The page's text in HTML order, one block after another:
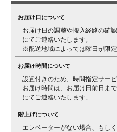
梱包サイズ 幅954×奥行489×高さ
梱包重量 50kg
お届け日について
お届け日の調整や搬入経路の確
にてご連絡いたします。
※配送地域によっては曜日が限定
お届け時間について
設置付きのため、時間指定サー
お届け時間は、お届け日前日ま
にてご連絡いたします。
階上げについて
エレベーターがない場合、もし